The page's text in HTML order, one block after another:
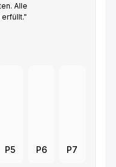
Alle
P5 P6 P7